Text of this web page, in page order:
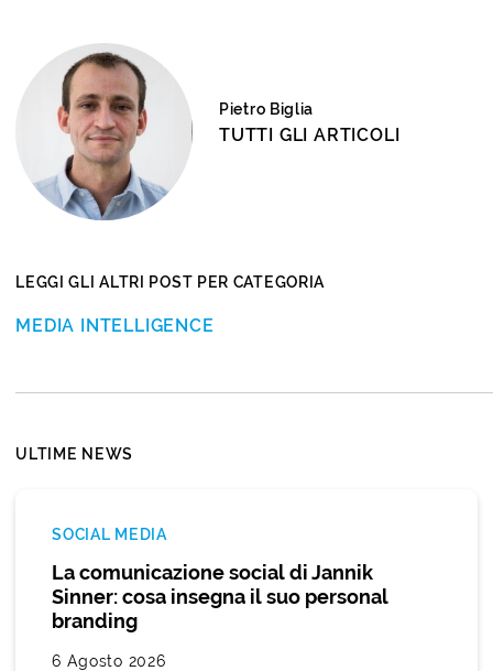
Pietro Biglia
TUTTI GLI ARTICOLI
LEGGI GLI ALTRI POST PER CATEGORIA
MEDIA INTELLIGENCE
ULTIME NEWS
SOCIAL MEDIA
La comunicazione social di Jannik
Sinner: cosa insegna il suo personal
branding
6 Agosto 2026